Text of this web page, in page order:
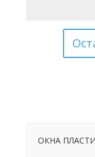
ОКНА